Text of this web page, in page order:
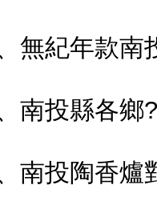
無紀年款南
南投縣各鄉
南投陶香爐